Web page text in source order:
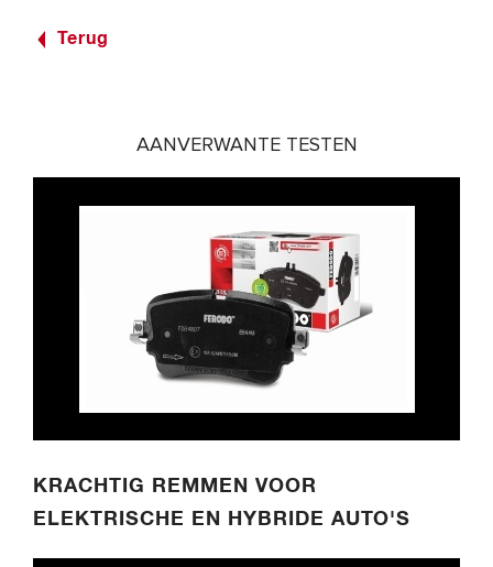
Terug
AANVERWANTE TESTEN
KRACHTIG REMMEN VOOR
ELEKTRISCHE EN HYBRIDE AUTO'S